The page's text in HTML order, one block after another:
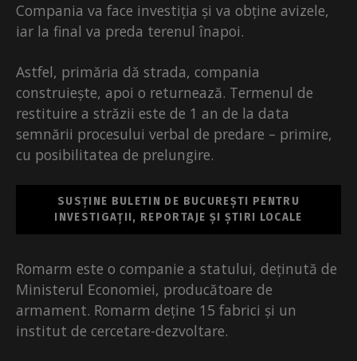
Compania va face investiția și va obține avizele,
iar la final va preda terenul înapoi.
Astfel, primăria dă strada, compania
construiește, apoi o returnează. Termenul de
restituire a străzii este de 1 an de la data
semnării procesului verbal de predare – primire,
cu posibilitatea de prelungire.
SUSȚINE BULETIN DE BUCUREȘTI PENTRU
INVESTIGAȚII, REPORTAJE ȘI ȘTIRI LOCALE
Romarm este o companie a statului, deținută de
Ministerul Economiei, producătoare de
armament. Romarm deține 15 fabrici și un
institut de cercetare-dezvoltare.